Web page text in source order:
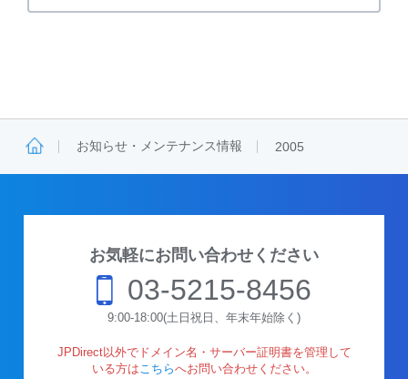
お知らせ・メンテナンス情報 2005
お気軽にお問い合わせください
03-5215-8456
9:00-18:00(土日祝日、年末年始除く)
JPDirect以外でドメイン名・サーバー証明書を管理して
いる方はこちらへお問い合わせください。